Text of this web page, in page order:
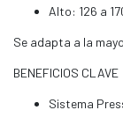
Alto: 126 a
Se adapta a la
BENEFICIOS CLAVE
Sistema